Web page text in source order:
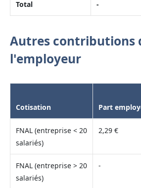
Total -
Autres contributions
l'employeur
Cotisation Part
FNAL (entreprise < 20
salariés)
2,29 €
FNAL (entreprise > 20
salariés)
-